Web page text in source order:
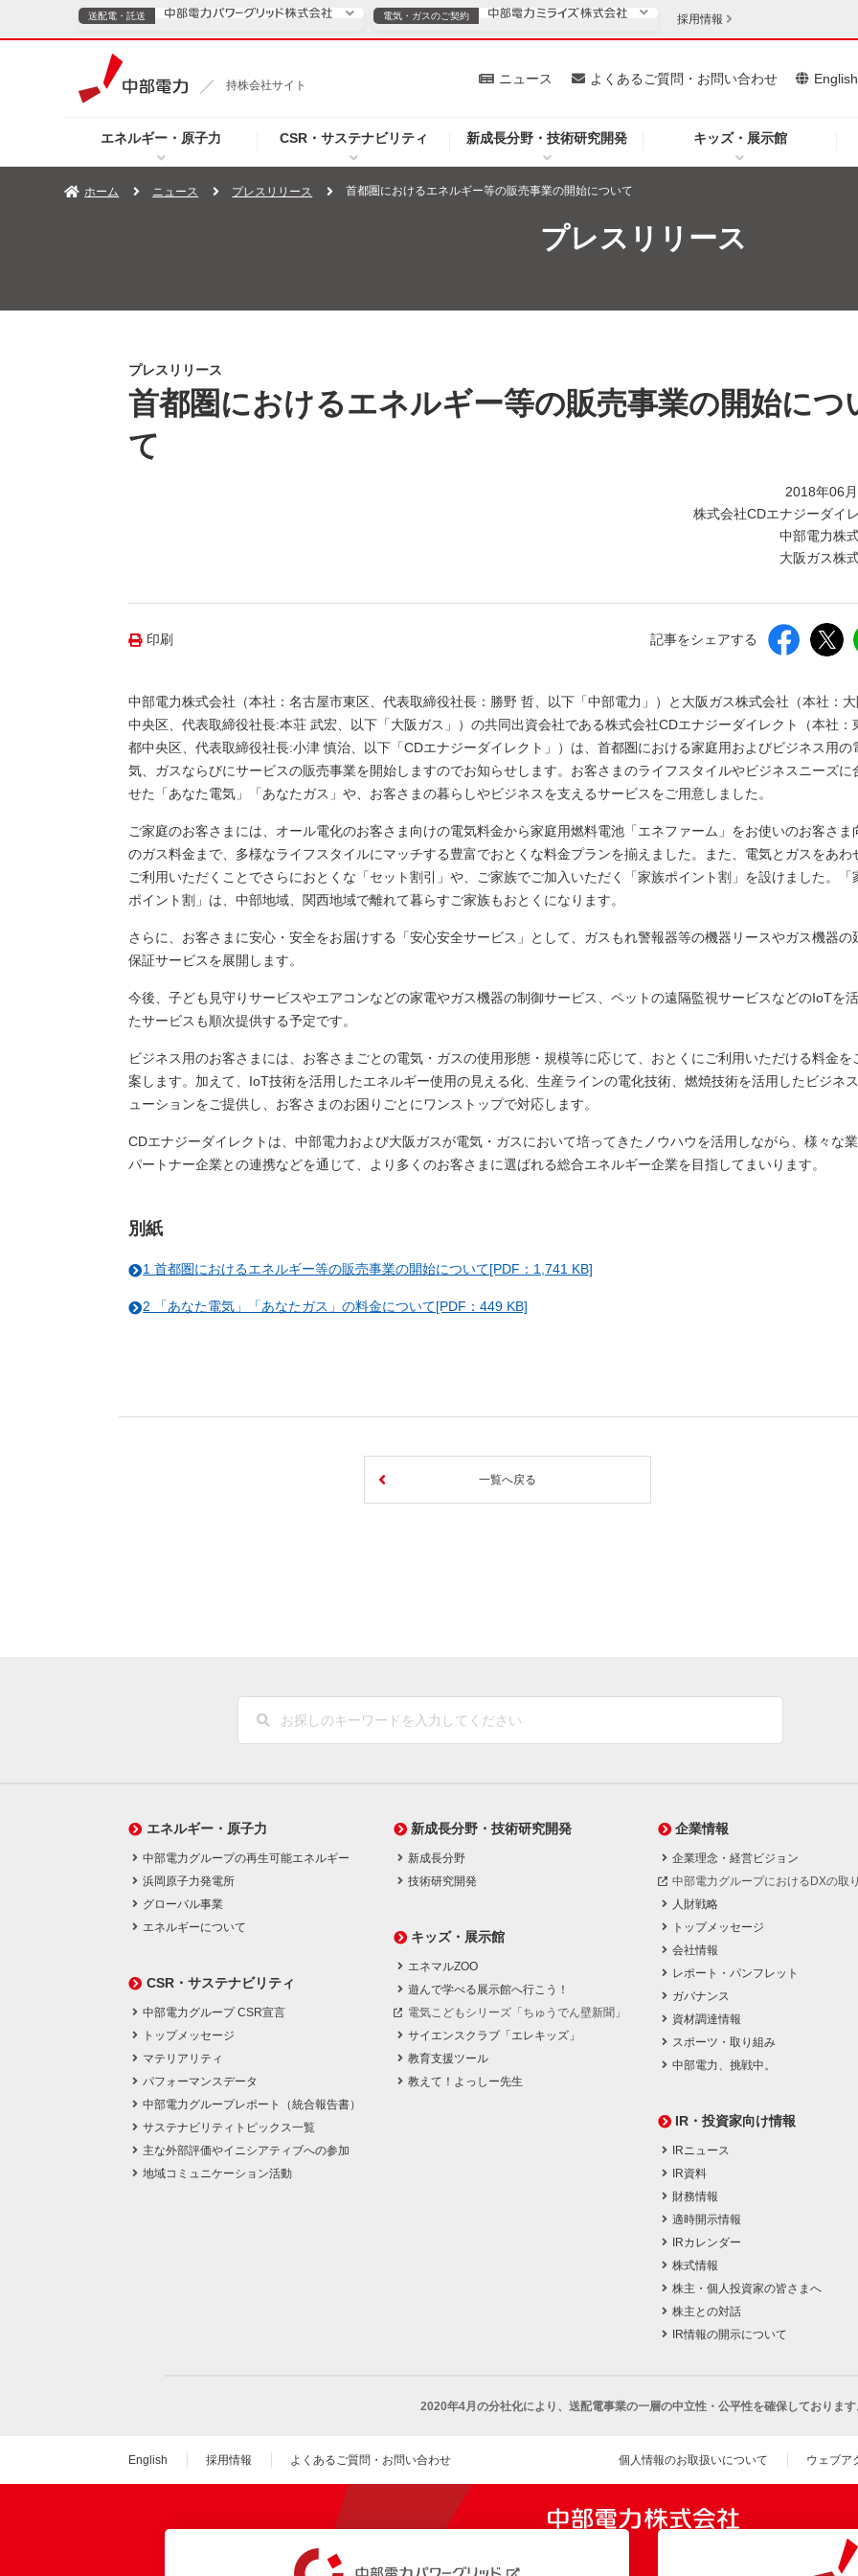
持株会社サイト
エネルギー・原子力 CSR・サステナビリティ 新成長分野・技術研究開発 キッズ・展示館
ニュース よくあるご質問・お問い合わせ English
送配電・託送
TOPページへ ご案内 安定供給
企業情報
ニュース（新しいウィンドウを開きます）
電気・ガスのご契約
電気・ガスのご契約
TOPページへ 個人のお客さま 法人のお客さま
採用情報
ホーム ニュース プレスリリース 首都圏におけるエネルギー等の販売事業の開始について
プレスリリース
プレスリリース
首都圏におけるエネルギー等の販売事業の開始につ
て
2018年06
株式会社CDエナジーダイ
中部電力株
大阪ガス株
印刷 記事をシェアする
中部電力株式会社（本社：名古屋市東区、代表取締役社長：勝野 哲、以下「中部電力」）と大阪ガス株式会社（本社：
中央区、代表取締役社長:本荘 武宏、以下「大阪ガス」）の共同出資会社である株式会社CDエナジーダイレクト（本社：
都中央区、代表取締役社長:小津 慎治、以下「CDエナジーダイレクト」）は、首都圏における家庭用およびビジネス用の
気、ガスならびにサービスの販売事業を開始しますのでお知らせします。お客さまのライフスタイルやビジネスニーズに
せた「あなた電気」「あなたガス」や、お客さまの暮らしやビジネスを支えるサービスをご用意しました。
ご家庭のお客さまには、オール電化のお客さま向けの電気料金から家庭用燃料電池「エネファーム」をお使いのお客さま
のガス料金まで、多様なライフスタイルにマッチする豊富でおとくな料金プランを揃えました。また、電気とガスをあわ
ご利用いただくことでさらにおとくな「セット割引」や、ご家族でご加入いただく「家族ポイント割」を設けました。「
ポイント割」は、中部地域、関西地域で離れて暮らすご家族もおとくになります。
さらに、お客さまに安心・安全をお届けする「安心安全サービス」として、ガスもれ警報器等の機器リースやガス機器の
保証サービスを展開します。
今後、子ども見守りサービスやエアコンなどの家電やガス機器の制御サービス、ペットの遠隔監視サービスなどのIoTを
たサービスも順次提供する予定です。
ビジネス用のお客さまには、お客さまごとの電気・ガスの使用形態・規模等に応じて、おとくにご利用いただける料金を
案します。加えて、IoT技術を活用したエネルギー使用の見える化、生産ラインの電化技術、燃焼技術を活用したビジネ
ューションをご提供し、お客さまのお困りごとにワンストップで対応します。
CDエナジーダイレクトは、中部電力および大阪ガスが電気・ガスにおいて培ってきたノウハウを活用しながら、様々な
パートナー企業との連携などを通じて、より多くのお客さまに選ばれる総合エネルギー企業を目指してまいります。
別紙
1 首都圏におけるエネルギー等の販売事業の開始について[PDF：1,741 KB]
2 「あなた電気」「あなたガス」の料金について[PDF：449 KB]
一覧へ戻る
エネルギー・原子力
中部電力グループの再生可能エネルギー
浜岡原子力発電所
グローバル事業
エネルギーについて
CSR・サステナビリティ
中部電力グループ CSR宣言
トップメッセージ
マテリアリティ
パフォーマンスデータ
中部電力グループレポート（統合報告書）
サステナビリティトピックス一覧
主な外部評価やイニシアティブへの参加
地域コミュニケーション活動
新成長分野・技術研究開発
新成長分野
技術研究開発
キッズ・展示館
エネマルZOO
遊んで学べる展示館へ行こう！
電気こどもシリーズ「ちゅうでん壁新聞」
サイエンスクラブ「エレキッズ」
教育支援ツール
教えて！よっしー先生
企業情報
企業理念・経営ビジョン
中部電力グループにおけるDXの取
人財戦略
トップメッセージ
会社情報
レポート・パンフレット
ガバナンス
資材調達情報
スポーツ・取り組み
中部電力、挑戦中。
IR・投資家向け情報
IRニュース
IR資料
財務情報
適時開示情報
IRカレンダー
株式情報
株主・個人投資家の皆さまへ
株主との対話
IR情報の開示について
2020年4月の分社化により、 送配電事業の一層の中立性・公平性を確保しております
English 採用情報 よくあるご質問・お問い合わせ 個人情報のお取扱いについて ウェブア